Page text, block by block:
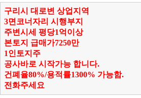
구리시 대로변 상업지역
3면코너자리 시행부지
주변시세 평당1억이상
본토지 급매가7250만
1인토지주
공사바로 시작가능 합니다.
건폐율80%/용적률1300% 가능함.
전화주세요